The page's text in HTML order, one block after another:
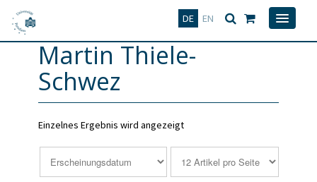
DE EN
Deutsch
Martin Thiele-
Schwez
Einzelnes Ergebnis wird angezeigt